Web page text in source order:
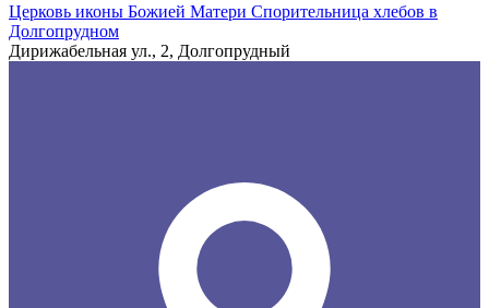
Церковь иконы Божией Матери Спорительница хлебов в
Долгопрудном
Дирижабельная ул., 2, Долгопрудный